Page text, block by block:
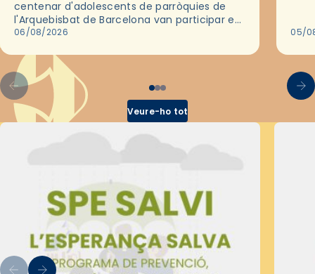
centenar d'adolescents de parròquies de
l'Arquebisbat de Barcelona van participar en
les convivències Be Apostle, organitzades
06/08/2026 05/
Veure-ho tot